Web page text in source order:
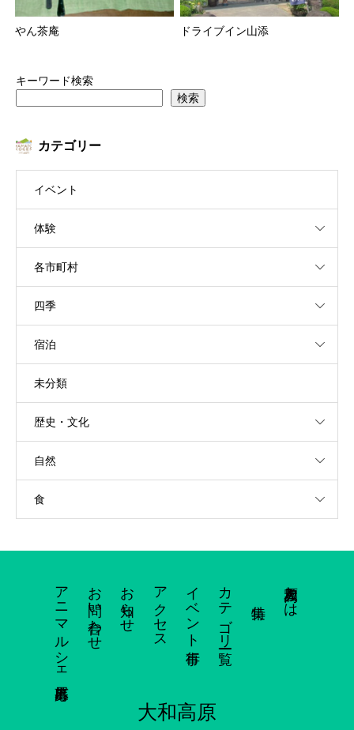
やん茶庵 ドライブイン山添
キーワード検索
検索
カテゴリー
イベント
体験
各市町村
四季
宿泊
未分類
歴史・文化
自然
食
大和高原とは
カテゴリー一覧
イベント行事
アクセス
お知らせ
お問い合わせ
アニマルシェ出展応募
大和高原